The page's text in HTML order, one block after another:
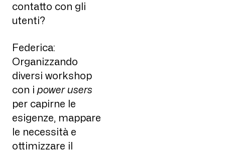
contatto con gli
utenti?
Federica:
Organizzando
diversi workshop
con i power users
per capirne le
esigenze, mappare
le necessità e
ottimizzare il